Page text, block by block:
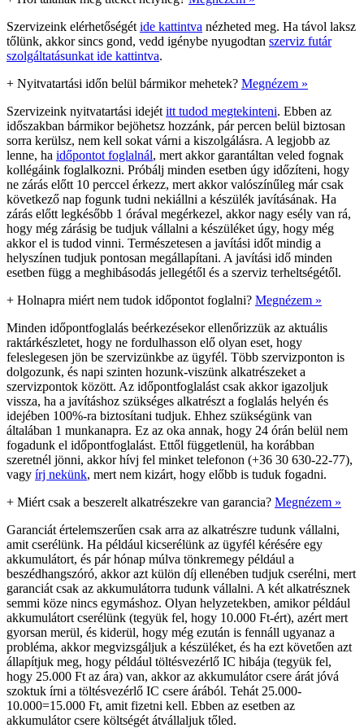
Szervizeink elérhetőségét ide kattintva nézheted meg. Ha távol laksz
tőlünk, akkor sincs gond, vedd igénybe nyugodtan szerviz futár
szolgáltatásunkat ide kattintva.
+ Nyitvatartási időn belül bármikor mehetek? Megnézem »
Szervizeink nyitvatartási idejét itt tudod megtekinteni. Ebben az
időszakban bármikor bejöhetsz hozzánk, pár percen belül biztosan
sorra kerülsz, nem kell sokat várni a kiszolgálásra. A legjobb az
lenne, ha időpontot foglalnál, mert akkor garantáltan veled fognak
kollégáink foglalkozni. Próbálj minden esetben úgy időzíteni, hogy
ne zárás előtt 10 perccel érkezz, mert akkor valószínűleg már csak
következő nap fogunk tudni nekiállni a készülék javításának. Ha
zárás előtt legkésőbb 1 órával megérkezel, akkor nagy esély van rá,
hogy még zárásig be tudjuk vállalni a készüléket úgy, hogy még
akkor el is tudod vinni. Természetesen a javítási időt mindig a
helyszínen tudjuk pontosan megállapítani. A javítási idő minden
esetben függ a meghibásodás jellegétől és a szerviz terheltségétől.
+ Holnapra miért nem tudok időpontot foglalni? Megnézem »
Minden időpontfoglalás beérkezésekor ellenőrizzük az aktuális
raktárkészletet, hogy ne fordulhasson elő olyan eset, hogy
feleslegesen jön be szervizünkbe az ügyfél. Több szervizponton is
dolgozunk, és napi szinten hozunk-viszünk alkatrészeket a
szervizpontok között. Az időpontfoglalást csak akkor igazoljuk
vissza, ha a javításhoz szükséges alkatrészt a foglalás helyén és
idejében 100%-ra biztosítani tudjuk. Ehhez szükségünk van
általában 1 munkanapra. Ez az oka annak, hogy 24 órán belül nem
fogadunk el időpontfoglalást. Ettől függetlenül, ha korábban
szeretnél jönni, akkor hívj fel minket telefonon (+36 30 630-22-77),
vagy írj nekünk, mert nem kizárt, hogy előbb is tuduk fogadni.
+ Miért csak a beszerelt alkatrészekre van garancia? Megnézem »
Garanciát értelemszerűen csak arra az alkatrészre tudunk vállalni,
amit cserélünk. Ha például kicserélünk az ügyfél kérésére egy
akkumulátort, és pár hónap múlva tönkremegy például a
beszédhangszóró, akkor azt külön díj ellenében tudjuk cserélni, mert
garanciát csak az akkumulátorra tudunk vállalni. A két alkatrésznek
semmi köze nincs egymáshoz. Olyan helyzetekben, amikor például
akkumulátort cserélünk (tegyük fel, hogy 10.000 Ft-ért), azért mert
gyorsan merül, és kiderül, hogy még ezután is fennáll ugyanaz a
probléma, akkor megvizsgáljuk a készüléket, és ha ezt követően azt
állapítjuk meg, hogy például töltésvezérlő IC hibája (tegyük fel,
hogy 25.000 Ft az ára) van, akkor az akkumulátor csere árát jóvá
szoktuk írni a töltésvezérlő IC csere árából. Tehát 25.000-
10.000=15.000 Ft, amit fizetni kell. Ebben az esetben az
akkumulátor csere költségét átvállaljuk tőled.